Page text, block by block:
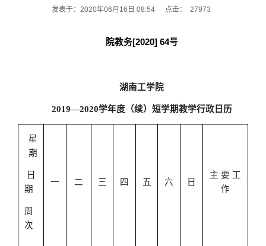
发表于：2020年06月16日 08:54 点击： 27973
院教务[2020] 64号
湖南工学院
2019—2020学年度（续）短学期教学行政日历
星
期
日
期
周
次
一 二 三 四 五 六 日
主 要 工
作